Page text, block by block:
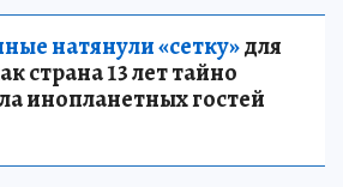
натянули «сетку»для
страна 13 лет тайно
инопланетных гостей